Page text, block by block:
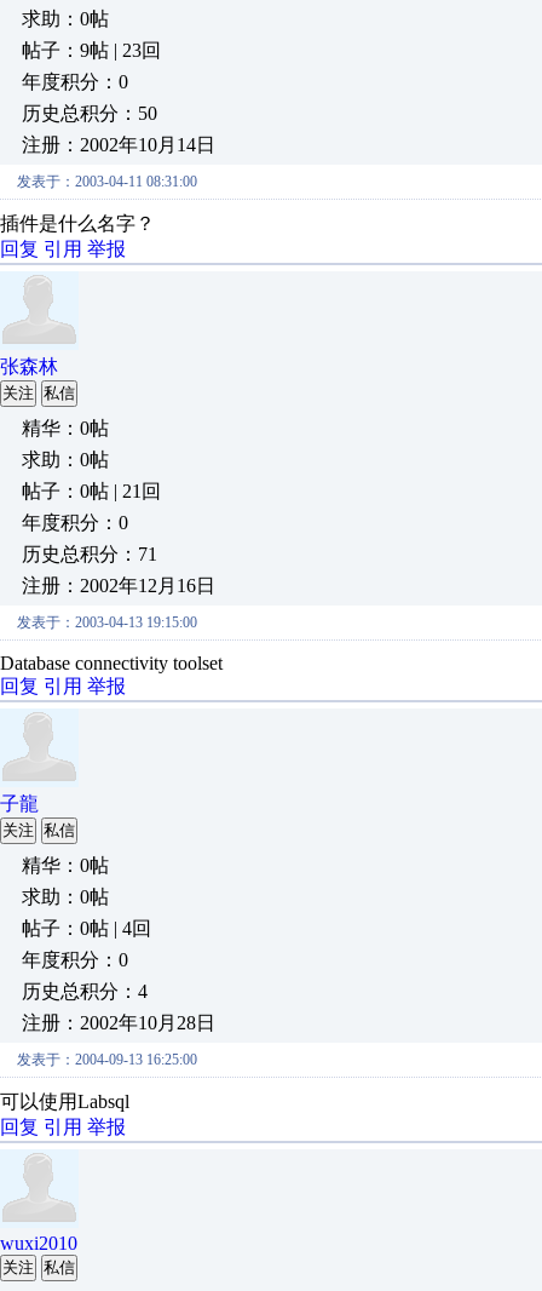
求助：0帖
帖子：9帖 | 23回
年度积分：0
历史总积分：50
注册：2002年10月14日
发表于：2003-04-11 08:31:00
插件是什么名字？
回复 引用 举报
张森林
关注 私信
精华：0帖
求助：0帖
帖子：0帖 | 21回
年度积分：0
历史总积分：71
注册：2002年12月16日
发表于：2003-04-13 19:15:00
Database connectivity toolset
回复 引用 举报
子龍
关注 私信
精华：0帖
求助：0帖
帖子：0帖 | 4回
年度积分：0
历史总积分：4
注册：2002年10月28日
发表于：2004-09-13 16:25:00
可以使用Labsql
回复 引用 举报
wuxi2010
关注 私信